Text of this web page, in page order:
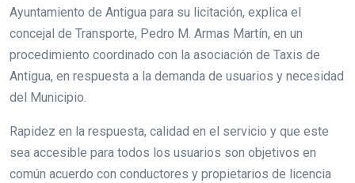
Ayuntamiento de Antigua para su licitación, explica el
concejal de Transporte, Pedro M. Armas Martín, en un
procedimiento coordinado con la asociación de Taxis de
Antigua, en respuesta a la demanda de usuarios y necesidad
del Municipio.
Rapidez en la respuesta, calidad en el servicio y que este
sea accesible para todos los usuarios son objetivos en
común acuerdo con conductores y propietarios de licencia